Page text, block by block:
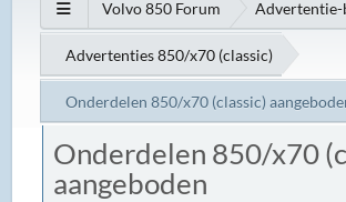
Volvo 850 Forum Advertentie-
Advertenties 850/x70 (classic)
Onderdelen 850/x70 (classic)
Onderdelen 850/x70
aangeboden